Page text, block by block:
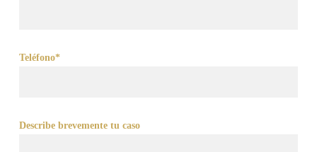
Teléfono*
Describe brevemente tu caso